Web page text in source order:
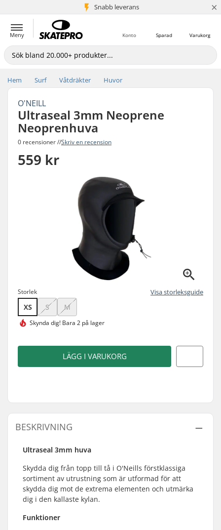
Snabb leverans
5+ milj. kunder ×
Meny Varukorg
Sparad
Konto
Hem Surf Våtdräkter Huvor
O'NEILL
Ultraseal 3mm Neoprene
Neoprenhuva
0 recensioner //Skriv en recension
559 kr
Storlek Visa storleksguide
XS S M
Skynda dig! Bara 2 på lager
LÄGG I VARUKORG
BESKRIVNING
Ultraseal 3mm huva
Skydda dig från topp till tå i O'Neills förstklassiga
sortiment av utrustning som är utformad för att
skydda dig mot de extrema elementen och utmärka
dig i den kallaste kylan.
Funktioner